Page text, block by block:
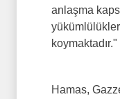
anlaşma
Hamas,